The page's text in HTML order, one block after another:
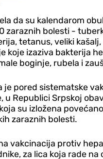
da su kalendarom
zaraznih bolesti -
tetanus, veliki
koje izaziva bakterija
boginje, rubela i
je pored sistematske
u Republici Srpskoj
su izložena
zaraznih bolesti.
vakcinacija protiv
za lica koja rade na